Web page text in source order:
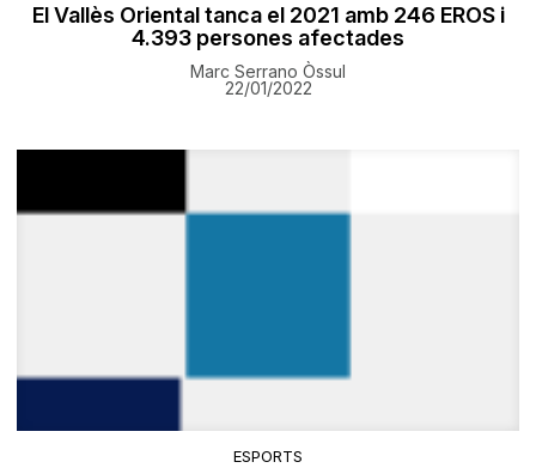
El Vallès Oriental tanca el 2021 amb 246 EROS i
4.393 persones afectades
Marc Serrano Òssul
22/01/2022
ESPORTS